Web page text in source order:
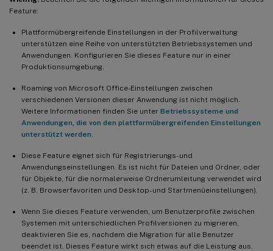
Feature:
Plattformübergreifende Einstellungen in der Profilverwaltung
unterstützen eine Reihe von unterstützten Betriebssystemen und
Anwendungen. Konfigurieren Sie dieses Feature nur in einer
Produktionsumgebung.
Roaming von Microsoft Office-Einstellungen zwischen
verschiedenen Versionen dieser Anwendung ist nicht möglich.
Weitere Informationen finden Sie unter Betriebssysteme und
Anwendungen, die von den plattformübergreifenden Einstellungen
unterstützt werden
Diese Feature eignet sich für Registrierungs- und
Anwendungseinstellungen. Es ist nicht für Dateien und Ordner, oder
für Objekte, für die normalerweise Ordnerumleitung verwendet wird
(z. B. Browserfavoriten und Desktop- und Startmenüeinstellungen).
Wenn Sie dieses Feature verwenden, um Benutzerprofile zwischen
Systemen mit unterschiedlichen Profilversionen zu migrieren,
deaktivieren Sie es, nachdem die Migration für alle Benutzer
beendet ist. Dieses Feature wirkt sich etwas auf die Leistung aus,